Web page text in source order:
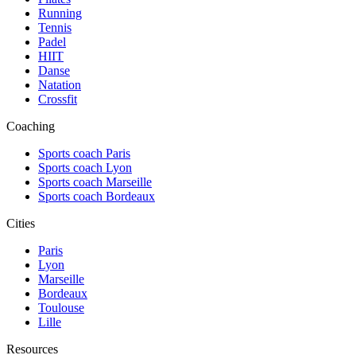
Running
Tennis
Padel
HIIT
Danse
Natation
Crossfit
Coaching
Sports coach Paris
Sports coach Lyon
Sports coach Marseille
Sports coach Bordeaux
Cities
Paris
Lyon
Marseille
Bordeaux
Toulouse
Lille
Resources